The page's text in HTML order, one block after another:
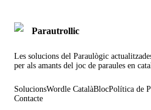
Parautrollic
Les solucions del Paraulògic
per als amants del joc de paraules en
SolucionsWordle CatalàBlocPolítica de
Contacte